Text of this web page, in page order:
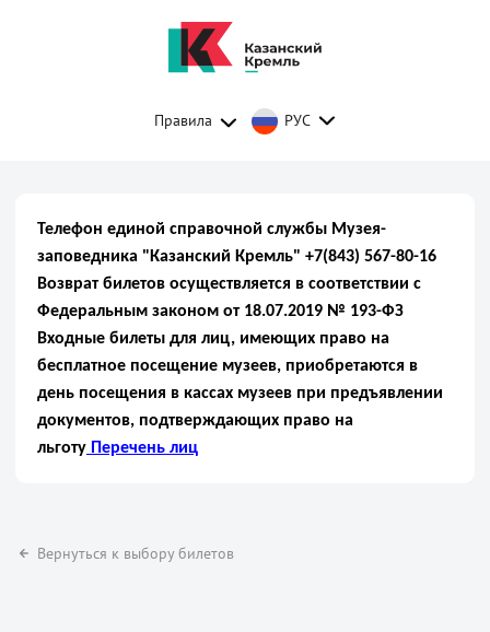
Правила РУС
Телефон единой справочной службы Музея-
заповедника "Казанский Кремль" +7(843) 567-80-16
Возврат билетов осуществляется в соответствии с
Федеральным законом от 18.07.2019 № 193-ФЗ
Входные билеты для лиц, имеющих право на
бесплатное посещение музеев, приобретаются в
день посещения в кассах музеев при предъявлении
документов, подтверждающих право на
льготу Перечень лиц
Вернуться к выбору билетов